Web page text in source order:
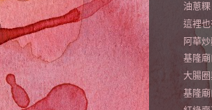
油蔥粿
這裡
阿華
基隆
大腸
基隆